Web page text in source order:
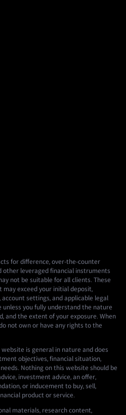
for difference, over-the-counter
other leveraged financial instruments
not be suitable for all clients. These
exceed your initial deposit,
settings, and applicable legal
unless you fully understand the nature
and the extent of your exposure. When
not own or have any rights to the
is general in nature and does
objectives, financial situation,
Nothing on this website should be
investment advice, an offer,
or inducement to buy, sell,
product or service.
materials, research content,